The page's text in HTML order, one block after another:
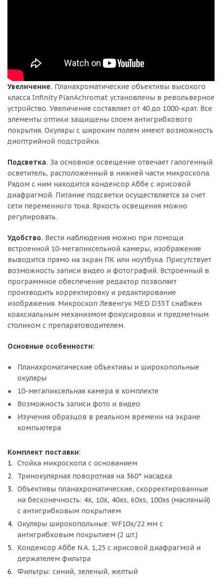
Увеличение. Планахроматические объективы высокого
класса Infinity PlanAchromat установлены в револьверное
устройство. Увеличение составляет от 40 до 1000-крат. Все
элементы оптики защищены слоем антигрибкового
покрытия. Окуляры с широким полем имеют возможность
диоптрийной подстройки.
Подсветка. За основное освещение отвечает галогенный
осветитель, расположенный в нижней части микроскопа.
Рядом с ним находится конденсор Аббе с ирисовой
диафрагмой. Питание подсветки осуществляется за счет
сети переменного тока. Яркость освещения можно
регулировать.
Удобство. Вести наблюдения можно при помощи
встроенной 10-мегапиксельной камеры, изображение
выводится прямо на экран ПК или ноутбука. Присутствует
возможность записи видео и фотографий. Встроенный в
программное обеспечение редактор позволяет
производить корректировку и редактирование
изображения. Микроскоп Левенгук MED D35T снабжен
коаксиальным механизмом фокусировки и предметным
столиком с препаратоводителем.
Основные особенности:
Планахроматические объективы и широкопольные
окуляры
10-мегапиксельная камера в комплекте
Возможность записи фото и видео
Изучения образцов в реальном времени на экране
компьютера
Комплект поставки:
Стойка микроскопа с основанием
Тринокулярная поворотная на 360° насадка
Объективы планахроматические, скорректированные
на бесконечность: 4x, 10x, 40xs, 60xs, 100xs (масляный)
с антигрибковым покрытием
Окуляры широкопольные: WF10x/22 мм с
антигрибковым покрытием (2 шт.)
Конденсор Аббе N.A. 1,25 с ирисовой диафрагмой и
держателем фильтра
Фильтры: синий, зеленый, желтый